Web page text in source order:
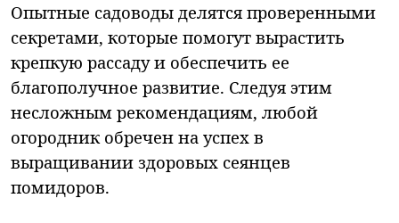
Опытные садоводы делятся проверенными
секретами, которые помогут вырастить
крепкую рассаду и обеспечить ее
благополучное развитие. Следуя этим
несложным рекомендациям, любой
огородник обречен на успех в
выращивании здоровых сеянцев
помидоров.